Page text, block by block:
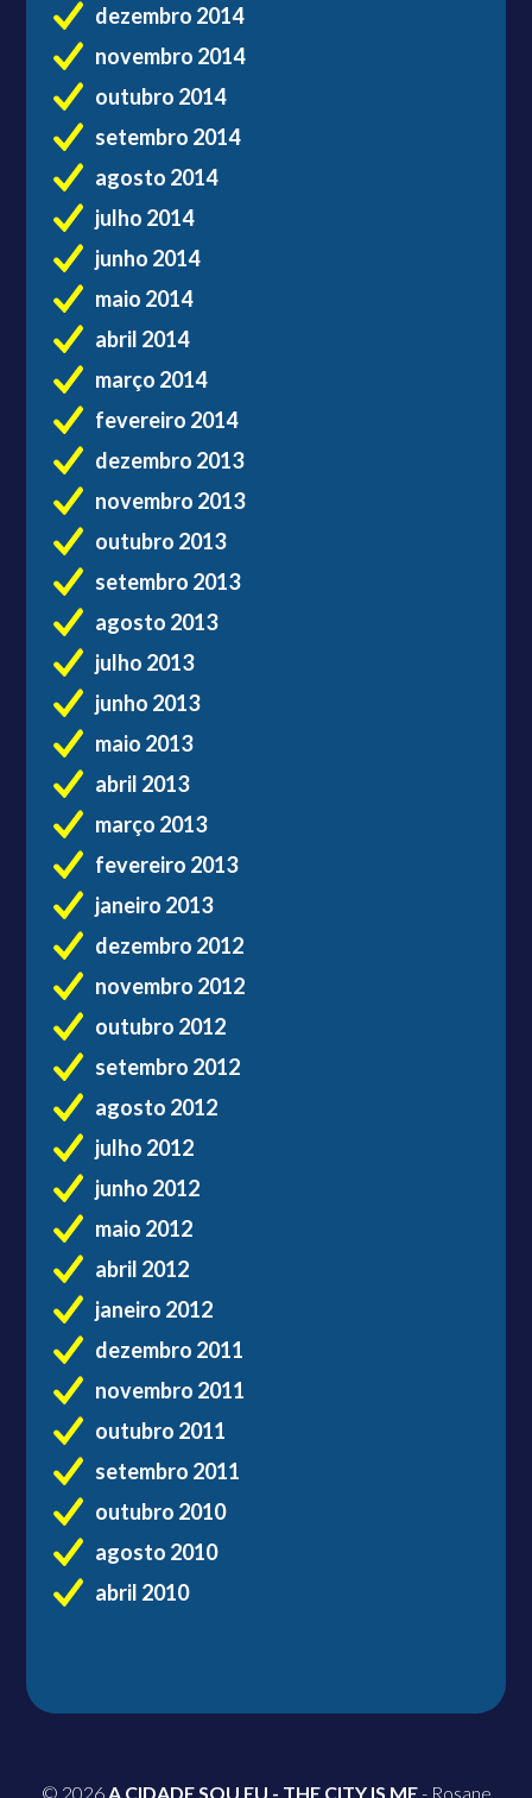
dezembro 2014
novembro 2014
outubro 2014
setembro 2014
agosto 2014
julho 2014
junho 2014
maio 2014
abril 2014
março 2014
fevereiro 2014
dezembro 2013
novembro 2013
outubro 2013
setembro 2013
agosto 2013
julho 2013
junho 2013
maio 2013
abril 2013
março 2013
fevereiro 2013
janeiro 2013
dezembro 2012
novembro 2012
outubro 2012
setembro 2012
agosto 2012
julho 2012
junho 2012
maio 2012
abril 2012
janeiro 2012
dezembro 2011
novembro 2011
outubro 2011
setembro 2011
outubro 2010
agosto 2010
abril 2010
© 2026 A CIDADE SOU EU - THE CITY IS ME- Rosane